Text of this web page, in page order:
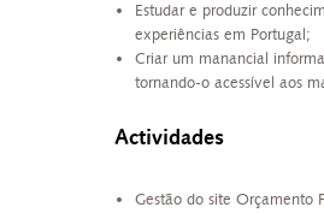
Estudar e produzir
experiências em Portugal;
Criar um manancial
tornando-o acessível aos
Actividades
Gestão do site Orçamento